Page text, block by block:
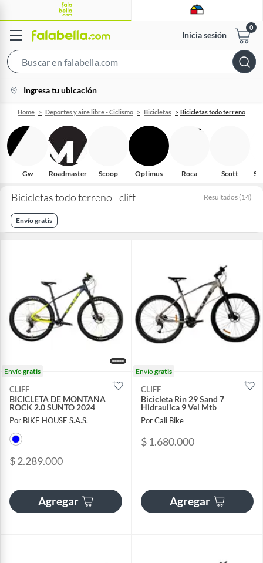
Inicia sesión
Bar
location-
icon
Ingresa tu ubicación
Home Deportes y aire libre - Ciclismo Bicicletas Bicicletas todo terreno
Gw Roadmaster Scoop Optimus Roca Scott
Bicicletas todo terreno - cliff Resultados (14)
Envío gratis
Envíogratis
CLIFF
BICICLETA DE MONTAÑA
ROCK 2.0 SUNTO 2024
Por BIKE HOUSE S.A.S.
$ 2.289.000
Agregar
Envíogratis
CLIFF
Bicicleta Rin 29 Sand 7
Hidraulica 9 Vel Mtb
Por Cali Bike
$ 1.680.000
Agregar